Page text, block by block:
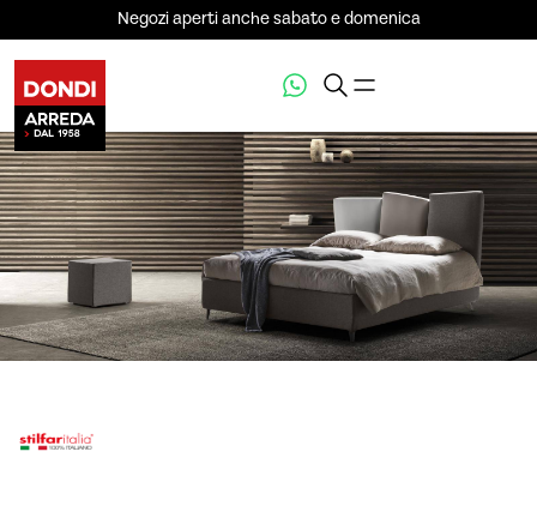
Negozi aperti anche sabato e domenica